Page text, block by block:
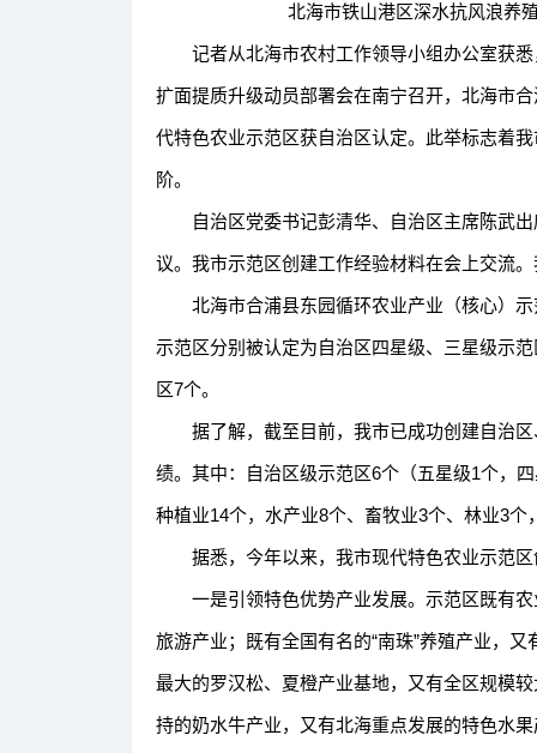
北海市铁山港区深水抗风浪养殖
记者从北海市农村工作领导小组办公室获悉
扩面提质升级动员部署会在南宁召开，北海市
代特色农业示范区获自治区认定。此举标志着
阶。
自治区党委书记彭清华、自治区主席陈武出
议。我市示范区创建工作经验材料在会上交流
北海市合浦县东园循环农业产业（核心）示
示范区分别被认定为自治区四星级、三星级示
区7个。
据了解，截至目前，我市已成功创建自治区
绩。其中：自治区级示范区6个（五星级1个，
种植业14个，水产业8个、畜牧业3个、林业3个
据悉，今年以来，我市现代特色农业示范区
一是引领特色优势产业发展。示范区既有农
旅游产业；既有全国有名的“南珠”养殖产业，
最大的罗汉松、夏橙产业基地，又有全区规模
持的奶水牛产业，又有北海重点发展的特色水